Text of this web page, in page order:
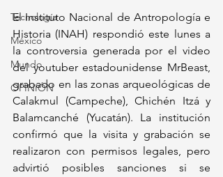
Tecnología
México
Mundo
OPINIÓN
El Instituto Nacional de Antropología e
Historia (INAH) respondió este lunes a
la controversia generada por el video
del youtuber estadounidense MrBeast,
grabado en las zonas arqueológicas de
Calakmul (Campeche), Chichén Itzá y
Balamcanché (Yucatán). La institución
confirmó que la visita y grabación se
realizaron con permisos legales, pero
advirtió posibles sanciones si se